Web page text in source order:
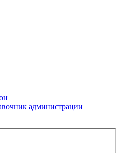
администрации